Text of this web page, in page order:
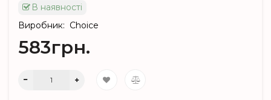
В наявності
Виробник: Choice
583грн.